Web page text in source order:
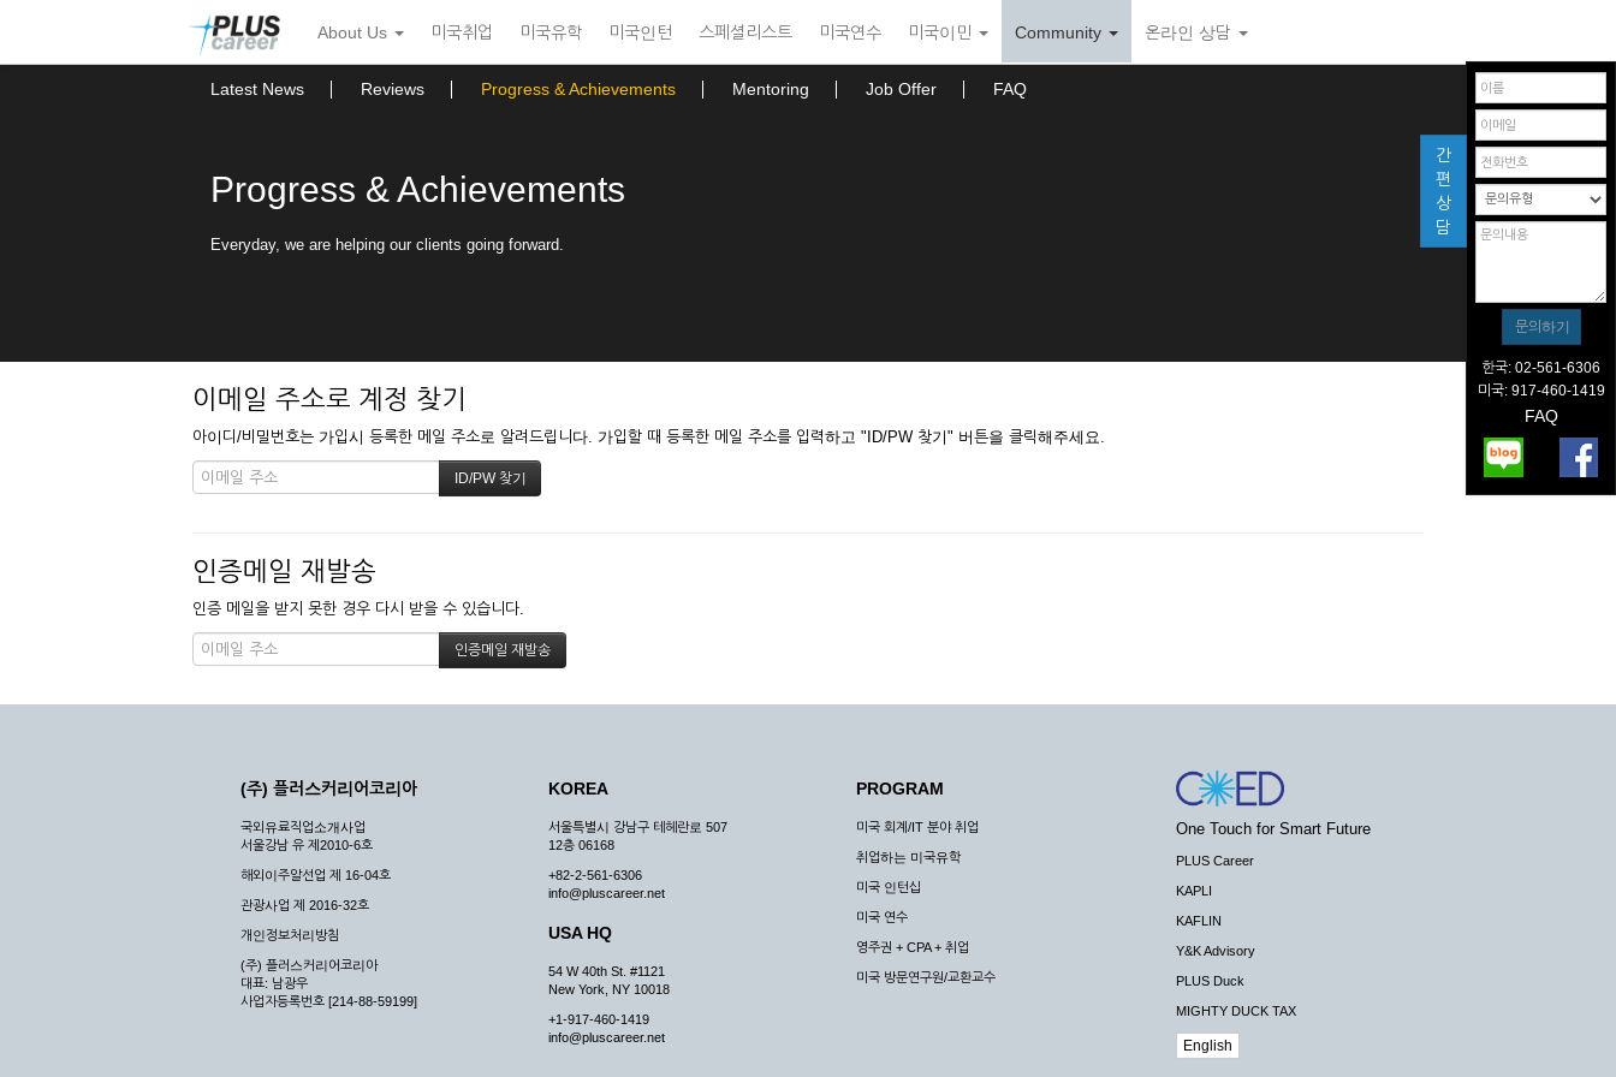
뉴
토
About Us 미국취업 미국유학 미국인턴 스페셜리스트 미국연수 미국이민 Community 온라인 상담
Latest News Reviews Progress & Achievements Mentoring Job Offer FAQ
Progress & Achievements
Everyday, we are helping our clients going forward.
이메일 주소로 계정 찾기
아이디/비밀번호는 가입시 등록한 메일 주소로 알려드립니다. 가입할 때 등록한 메일 주소를 입력하고 "ID/PW 찾기" 버튼을 클릭해주세요.
인증메일 재발송
인증 메일을 받지 못한 경우 다시 받을 수 있습니다.
간
편
상
담
한국: 02-561-6306
미국: 917-460-1419
FAQ
(주) 플러스커리어코리아
국외유료직업소개사업
서울강남 유 제2010-6호
해외이주알선업 제 16-04호
관광사업 제 2016-32호
개인정보처리방침
(주) 플러스커리어코리아
대표: 남광우
사업자등록번호 [214-88-59199]
KOREA
서울특별시 강남구 테헤란로 507
12층 06168
+82-2-561-6306
info@pluscareer.net
USA HQ
54 W 40th St. #1121
New York, NY 10018
+1-917-460-1419
info@pluscareer.net
PROGRAM
미국 회계/IT 분야 취업
취업하는 미국유학
미국 인턴십
미국 연수
영주권 + CPA + 취업
미국 방문연구원/교환교수
One Touch for Smart Future
PLUS Career
KAPLI
KAFLIN
Y&K Advisory
PLUS Duck
MIGHTY DUCK TAX
English